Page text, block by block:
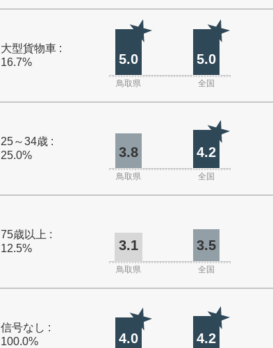
大型貨物車 :
16.7%
5.0 5.0
鳥取県 全国
25～34歳 :
25.0%
3.8 4.2
鳥取県 全国
75歳以上 :
12.5%
3.1 3.5
鳥取県 全国
信号なし :
100.0%
4.0 4.2